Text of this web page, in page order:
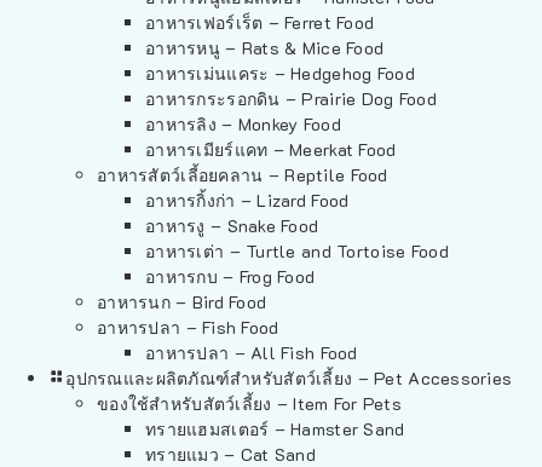
อาหารเฟอร์เร็ต – Ferret Food
อาหารหนู – Rats & Mice Food
อาหารเม่นแคระ – Hedgehog Food
อาหารกระรอกดิน – Prairie Dog Food
อาหารลิง – Monkey Food
อาหารเมียร์แคท – Meerkat Food
อาหารสัตว์เลี้อยคลาน – Reptile Food
อาหารกิ้งก่า – Lizard Food
อาหารงู – Snake Food
อาหารเต่า – Turtle and Tortoise Food
อาหารกบ – Frog Food
อาหารนก – Bird Food
อาหารปลา – Fish Food
อาหารปลา – All Fish Food
อุปกรณและผลิตภัณฑ์สำหรับสัตว์เลี้ยง – Pet Accessories
ของใช้สำหรับสัตว์เลี้ยง – Item For Pets
ทรายแฮมสเตอร์ – Hamster Sand
ทรายแมว – Cat Sand